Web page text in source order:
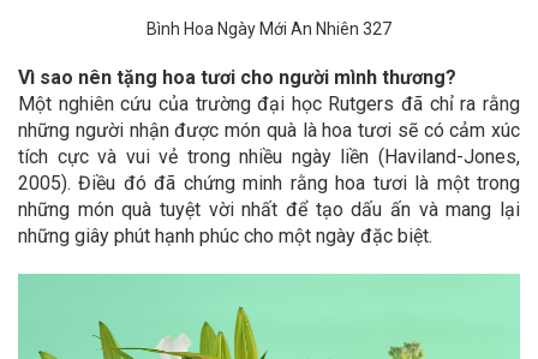
Bình Hoa Ngày Mới An Nhiên 327
Vì sao nên tặng hoa tươi cho người mình thương?
Một nghiên cứu của trường đại học Rutgers đã chỉ ra rằng
những người nhận được món quà là hoa tươi sẽ có cảm xúc
tích cực và vui vẻ trong nhiều ngày liền (Haviland-Jones,
2005). Điều đó đã chứng minh rằng hoa tươi là một trong
những món quà tuyệt vời nhất để tạo dấu ấn và mang lại
những giây phút hạnh phúc cho một ngày đặc biệt.